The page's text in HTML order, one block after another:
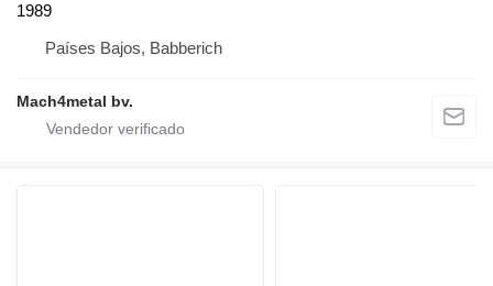
1989
Países Bajos, Babberich
Mach4metal bv.